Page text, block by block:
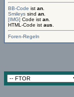
BB-Code ist an
Smileys sind an
[IMG] Code ist an
HTML-Code ist aus
Foren-Regeln